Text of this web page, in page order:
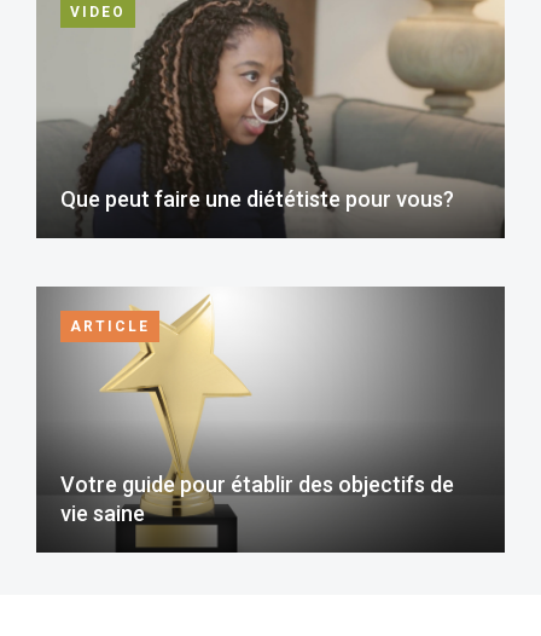
VIDEO
Que peut faire une diététiste pour vous?
ARTICLE
Votre guide pour établir des objectifs de
vie saine